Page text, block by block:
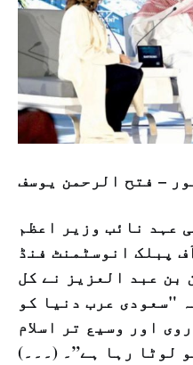
– فتح الرحمن يوسف
عہد نائب وزیر اعظم
پبلک انوسٹمنٹ فنڈ
بن عبد العزیز نے کل
"سعودی عرب دنیا کو
اور وسیع تر اسلام
لوٹا رہا ہے”۔ (۔۔۔)